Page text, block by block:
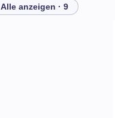
How to store cyclizine
Alle anzeigen · 9